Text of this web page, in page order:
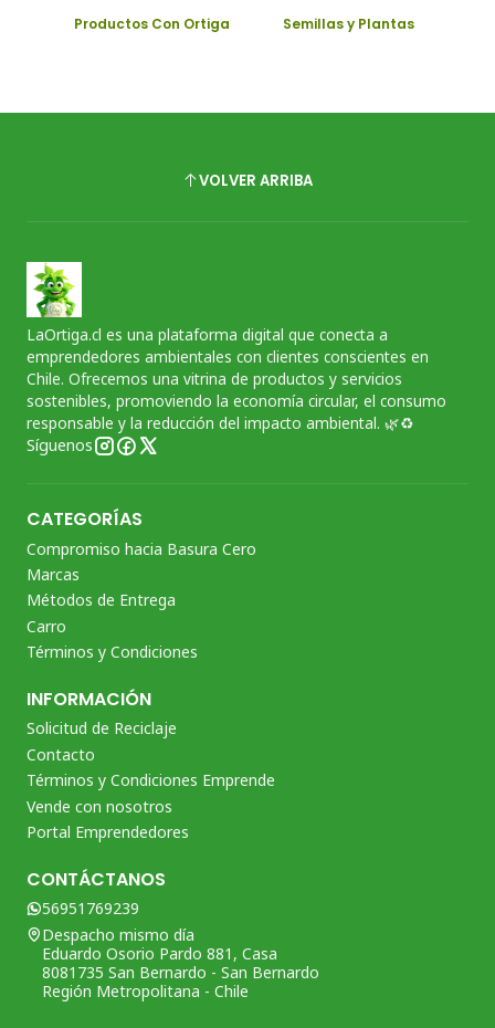
Productos Con Ortiga Semillas y Plantas
VOLVER ARRIBA
LaOrtiga.cl es una plataforma digital que conecta a
emprendedores ambientales con clientes conscientes en
Chile. Ofrecemos una vitrina de productos y servicios
sostenibles, promoviendo la economía circular, el consumo
responsable y la reducción del impacto ambiental. 🌿♻️
Síguenos
CATEGORÍAS
Compromiso hacia Basura Cero
Marcas
Métodos de Entrega
Carro
Términos y Condiciones
INFORMACIÓN
Solicitud de Reciclaje
Contacto
Términos y Condiciones Emprende
Vende con nosotros
Portal Emprendedores
CONTÁCTANOS
56951769239
Despacho mismo día
Eduardo Osorio Pardo 881, Casa
8081735 San Bernardo - San Bernardo
Región Metropolitana - Chile